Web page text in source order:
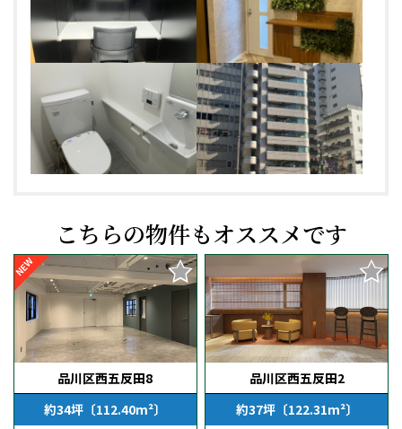
こちらの物件もオススメです
NEW
品川区西五反田8
約34坪〔112.40m²〕
品川区西五反田2
約37坪〔122.31m²〕